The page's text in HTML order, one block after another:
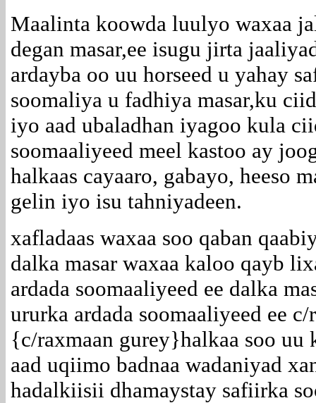
Maalinta koowda luulyo waxaa
degan masar,ee isugu jirta
ardayba oo uu horseed u yahay
soomaliya u fadhiya masar,ku
iyo aad ubaladhan iyagoo kula
soomaaliyeed meel kastoo ay
halkaas cayaaro, gabayo, heeso
gelin iyo isu tahniyadeen.
xafladaas waxaa soo qaban
dalka masar waxaa kaloo qayb
ardada soomaaliyeed ee dalka
ururka ardada soomaaliyeed ee
{c/raxmaan gurey}halkaa soo uu
aad uqiimo badnaa wadaniyad
hadalkiisii dhamaystay safiirka